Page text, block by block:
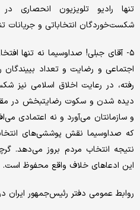
تنها رادیو تلویزیون
شکست‌خوردگان انتخاباتی و جریانات
۵- آقای جبلی! صداوسیما نه تنها
اجتماعی و رضایت و تعداد
رفته، در رعایت اخلاق اسلامی نیز
دیده شدن و سکوت رضایتبخش در
و سازمانتان می‌آورد و نه اعتمادی
که صداوسیما نقش پوششی‌های
نتیجه انتخاب مردم بروز می‌دهد.
این ادعاهای خلاف واقع محفوظ است.
روابط عمومی دفتر رئیس‌جمهور ایران